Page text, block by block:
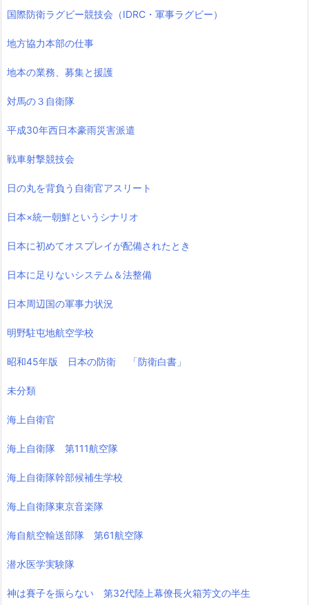
国際防衛ラグビー競技会（IDRC・軍事ラグビー）
地方協力本部の仕事
地本の業務、募集と援護
対馬の３自衛隊
平成30年西日本豪雨災害派遣
戦車射撃競技会
日の丸を背負う自衛官アスリート
日本×統一朝鮮というシナリオ
日本に初めてオスプレイが配備されたとき
日本に足りないシステム＆法整備
日本周辺国の軍事力状況
明野駐屯地航空学校
昭和45年版 日本の防衛 「防衛白書」
未分類
海上自衛官
海上自衛隊 第111航空隊
海上自衛隊幹部候補生学校
海上自衛隊東京音楽隊
海自航空輸送部隊 第61航空隊
潜水医学実験隊
神は賽子を振らない 第32代陸上幕僚長火箱芳文の半生